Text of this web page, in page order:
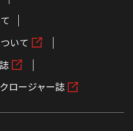
いて
ロージャー誌